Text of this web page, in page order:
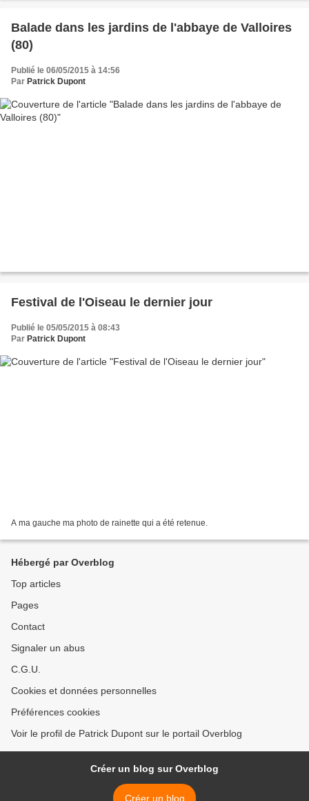
Balade dans les jardins de l'abbaye de Valloires
(80)
Publié le 06/05/2015 à 14:56
Par Patrick Dupont
Festival de l'Oiseau le dernier jour
Publié le 05/05/2015 à 08:43
Par Patrick Dupont
A ma gauche ma photo de rainette qui a été retenue.
Hébergé par Overblog
Top articles
Pages
Contact
Signaler un abus
C.G.U.
Cookies et données personnelles
Préférences cookies
Voir le profil de Patrick Dupont sur le portail Overblog
Créer un blog sur Overblog
Créer un blog